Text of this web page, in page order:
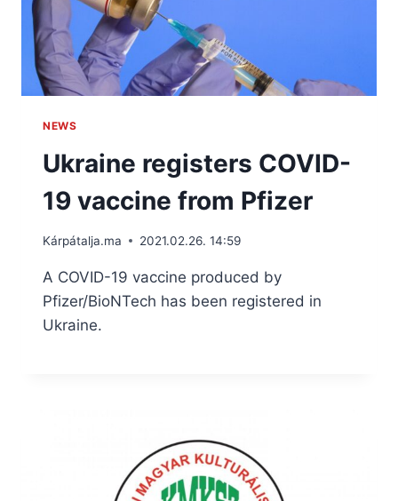
NEWS
Ukraine registers COVID-
19 vaccine from Pfizer
Kárpátalja.ma 2021.02.26. 14:59
A COVID-19 vaccine produced by
Pfizer/BioNTech has been registered in
Ukraine.